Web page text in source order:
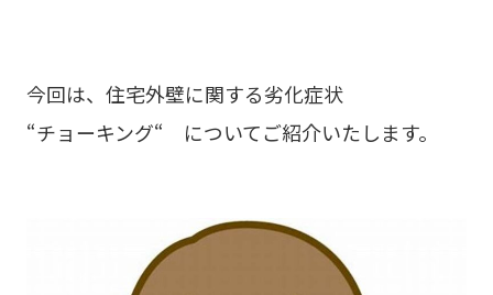
今回は、住宅外壁に関する劣化症状
“チョーキング“ についてご紹介いたします。